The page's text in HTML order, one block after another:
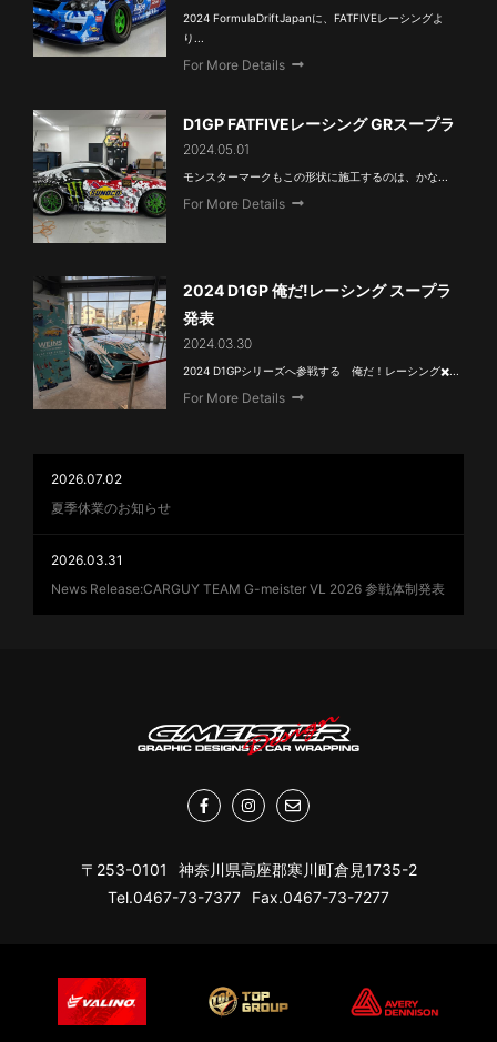
2024 FormulaDriftJapanに、FATFIVEレーシングよ
り...
For More Details
D1GP FATFIVEレーシング GRスープラ
2024.05.01
モンスターマークもこの形状に施工するのは、かな...
For More Details
2024 D1GP 俺だ!レーシング スープラ
発表
2024.03.30
2024 D1GPシリーズへ参戦する 俺だ！レーシング✖️...
For More Details
2026.07.02
夏季休業のお知らせ
2026.03.31
News Release:CARGUY TEAM G-meister VL 2026 参戦体制発表
〒253-0101
神奈川県高座郡寒川町倉見1735-2
Tel.0467-73-7377
Fax.0467-73-7277